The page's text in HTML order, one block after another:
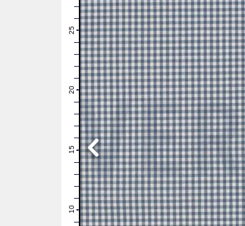
10
11
12
13
14
15
16
17
18
19
20
21
22
23
24
25
26
27